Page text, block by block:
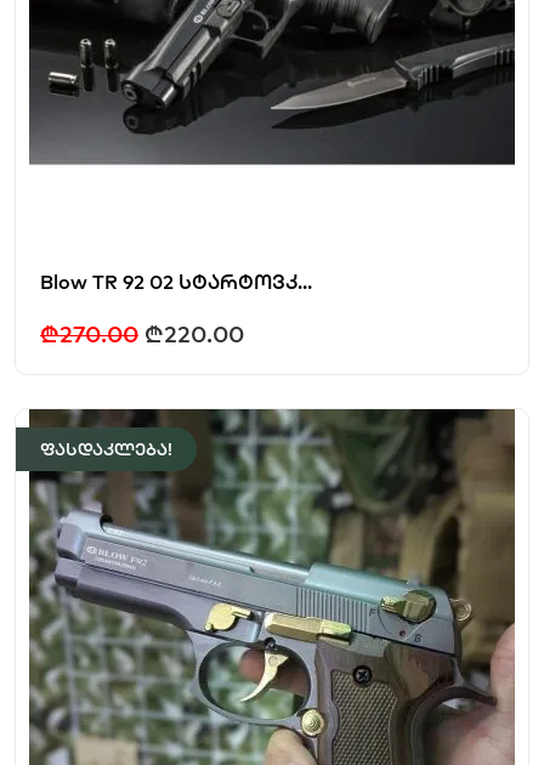
Blow TR 92 02 სტარტოვკ...
₾270.00 ₾220.00
ფასდაკლება!